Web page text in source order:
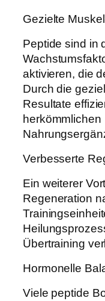
Gezielte
Peptide sind in
aktivieren, die
Durch die
Resultate
herkömmlichen
Verbesserte
Ein weiterer
Regeneration
Übertraining
Hormonelle
Viele peptide